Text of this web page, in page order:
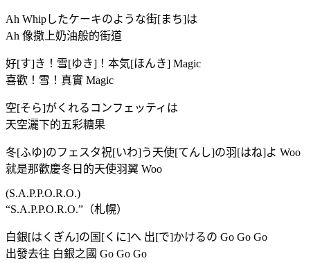
Ah Whipしたケーキのような街[まち]は
Ah 像撒上奶油般的街道
好[す]き！雪[ゆき]！本気[ほんき] Magic
喜歡！雪！真實 Magic
空[そら]がくれるコンフェッティは
天空灑下的五彩糖果
冬[ふゆ]のフェスタ祝[いわ]う天使[てんし]の羽[はね]よ Woo
就是那歡慶冬日的天使羽翼 Woo
(S.A.P.P.O.R.O.)
“S.A.P.P.O.R.O.”（札幌）
白銀[はくぎん]の国[くに]へ 出[で]かけるの Go Go Go
出發去往 白銀之國 Go Go Go